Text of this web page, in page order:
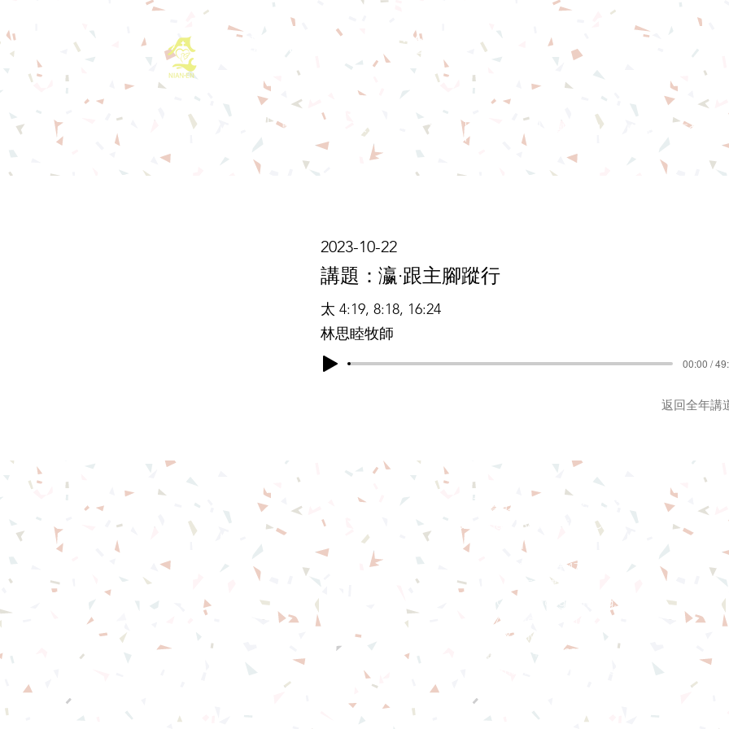
基督教佈道中心念恩堂
最新消息 本堂簡介 直播 團契小組 更多
2023-10-22
瀛·跟主腳蹤行
​講題：
太 4:19, 8:18, 16:24
林思睦牧師
00:00 /
返回全年講
基督教佈道中心念恩堂
Christian Evangelical Centre
Nian En Church
香港油麻地廟街47-57號
正康大樓三樓
3/F, Cheng Hong Buidling,
47-57 Temple Street,
Yau Ma Tei, HK
電話/Tel：+852-23847312